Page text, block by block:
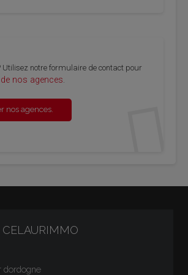
Utilisez notre formulaire de contact pour
nos agences
nos agences.
CELAURIMMO
dordogne